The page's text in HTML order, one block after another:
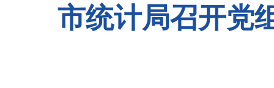
市统计局召开党